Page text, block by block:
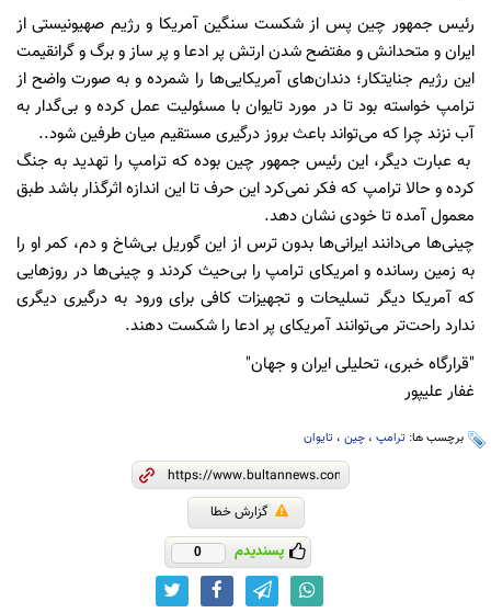
رئیس جمهور چین پس از شکست سنگین آمریکا و رژیم صهیونیستی از
ایران و متحدانش و مفتضح شدن ارتش پر ادعا و پر ساز و برگ و گرانقیمت
این رژیم جنایتکار؛ دندان‌های آمریکایی‌ها را شمرده و به صورت واضح از
ترامپ خواسته بود تا در مورد تایوان با مسئولیت عمل کرده و بی‌گدار به
آب نزند چرا که می‌تواند باعث بروز درگیری مستقیم میان طرفین شود..
به عبارت دیگر، این رئیس جمهور چین بوده که ترامپ را تهدید به جنگ
کرده و حالا ترامپ که فکر نمی‌کرد این حرف تا این اندازه اثرگذار باشد طبق
معمول آمده تا خودی نشان دهد.
چینی‌ها می‌دانند ایرانی‌ها بدون ترس از این گوریل بی‌‌شاخ و دم، کمر او را
به زمین رسانده و امریکای ترامپ را بی‌حیث کردند و چینی‌ها در روزهایی
که آمریکا دیگر تسلیحات و تجهیزات کافی برای ورود به درگیری دیگری
ندارد راحت‌تر می‌توانند آمریکای پر ادعا را شکست دهند.
"قرارگاه خبری، تحلیلی ایران و جهان"
غفار علیپور
برچسب ها: ترامپ ، چین ، تایوان
گزارش خطا
پسندیدم 0